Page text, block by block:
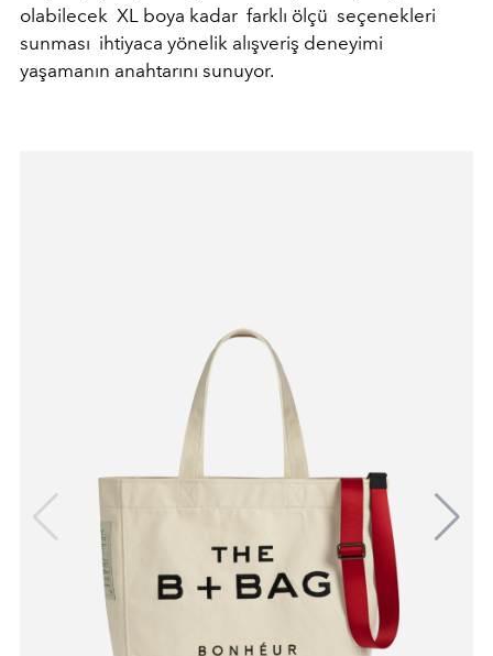
olabilecek XL boya kadar farklı ölçü seçenekleri
sunması ihtiyaca yönelik alışveriş deneyimi
yaşamanın anahtarını sunuyor.